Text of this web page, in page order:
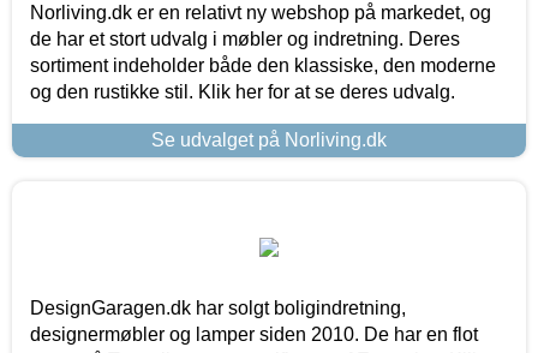
Norliving.dk er en relativt ny webshop på markedet, og
de har et stort udvalg i møbler og indretning. Deres
sortiment indeholder både den klassiske, den moderne
og den rustikke stil. Klik her for at se deres udvalg.
Se udvalget på Norliving.dk
DesignGaragen.dk har solgt boligindretning,
designermøbler og lamper siden 2010. De har en flot